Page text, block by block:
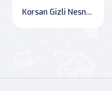
Korsan Gizli Nesneler